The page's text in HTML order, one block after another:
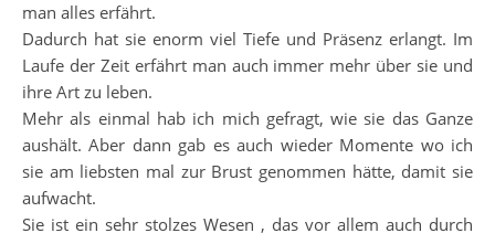
man alles erfährt.
Dadurch hat sie enorm viel Tiefe und Präsenz erlangt. Im
Laufe der Zeit erfährt man auch immer mehr über sie und
ihre Art zu leben.
Mehr als einmal hab ich mich gefragt, wie sie das Ganze
aushält. Aber dann gab es auch wieder Momente wo ich
sie am liebsten mal zur Brust genommen hätte, damit sie
aufwacht.
Sie ist ein sehr stolzes Wesen , das vor allem auch durch